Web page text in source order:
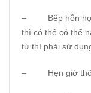
– Bếp hỗn
thì có thể có thể
từ thì phải sử
– Hẹn giờ